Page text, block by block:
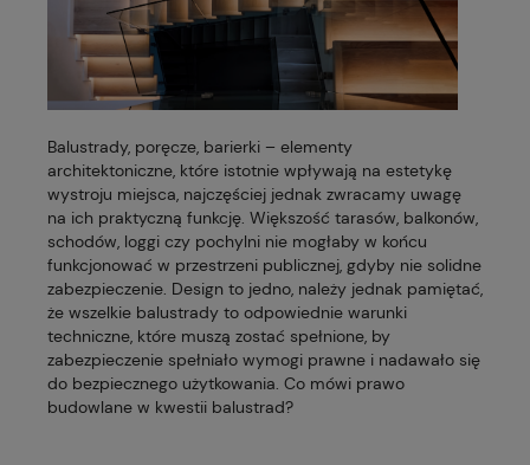
Balustrady, poręcze, barierki – elementy
architektoniczne, które istotnie wpływają na estetykę
wystroju miejsca, najczęściej jednak zwracamy uwagę
na ich praktyczną funkcję. Większość tarasów, balkonów,
schodów, loggi czy pochylni nie mogłaby w końcu
funkcjonować w przestrzeni publicznej, gdyby nie solidne
zabezpieczenie. Design to jedno, należy jednak pamiętać,
że wszelkie balustrady to odpowiednie warunki
techniczne, które muszą zostać spełnione, by
zabezpieczenie spełniało wymogi prawne i nadawało się
do bezpiecznego użytkowania. Co mówi prawo
budowlane w kwestii balustrad?